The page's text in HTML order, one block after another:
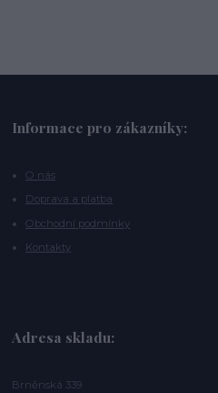
Informace pro zákazníky:
O nás
Doprava a platba
Obchodní podmínky
Kontakty
Adresa skladu:
Brněnská 339